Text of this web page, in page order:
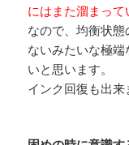
にはまた溜まっ
なので、均衡状
ないみたいな極
いと思います。
インク回復も出来